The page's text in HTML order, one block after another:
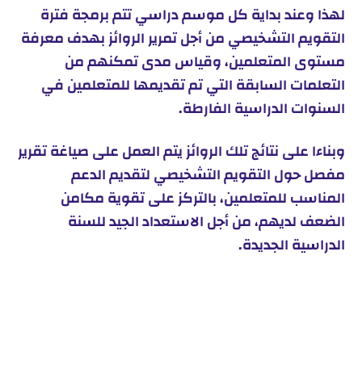
لهذا وعند بداية كل موسم دراسي تتم برمجة فترة
التقويم التشخيصي من أجل تمرير الروائز بهدف معرفة
مستوى المتعلمين، وقياس مدى تمكنهم من
التعلمات السابقة التي تم تقديمها للمتعلمين في
السنوات الدراسية الفارطة.
وبناءا على نتائج تلك الروائز يتم العمل على صياغة تقرير
مفصل حول التقويم التشخيصي لتقديم الدعم
المناسب للمتعلمين، بالتركز على تقوية مكامن
الضعف لديهم، من أجل الاستعداد الجيد للسنة
الدراسية الجديدة.